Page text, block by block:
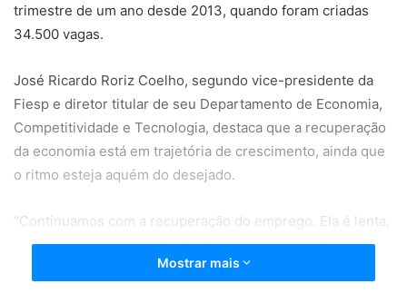
trimestre de um ano desde 2013, quando foram criadas
34.500 vagas.
José Ricardo Roriz Coelho, segundo vice-presidente da
Fiesp e diretor titular de seu Departamento de Economia,
Competitividade e Tecnologia, destaca que a recuperação
da economia está em trajetória de crescimento, ainda que
o ritmo esteja aquém do desejado.
“Continuamos com a recuperação do emprego. Ela é lenta,
com um crescimento não tão forte como gostaríamos, por
alguns problemas de rota. Agora, nossa preocupação é
Mostrar mais